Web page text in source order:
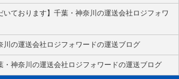
いております】千葉・神奈川の運送会社ロジフォワ
川の運送会社ロジフォワードの運送ブログ
・神奈川の運送会社ロジフォワードの運送ブログ